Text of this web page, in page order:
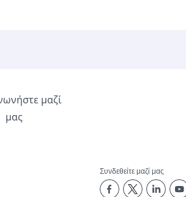
μαζί
μας
Συνδεθείτε μαζί μας